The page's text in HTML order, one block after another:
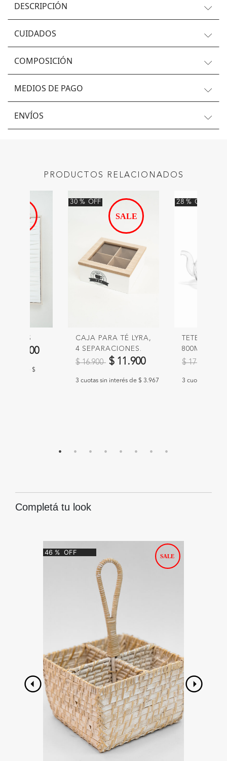
DESCRIPCIÓN
CUIDADOS
COMPOSICIÓN
MEDIOS DE PAGO
ENVÍOS
PRODUCTOS RELACIONADOS
LINEAS
de
$ 34.900
interés de $
30% OFF
CAJA PARA TÉ LYRA,
4 SEPARACIONES.
Precio reducido de
$ 16.900 a$ 11.900
3 cuotas sin interés de $ 3.967
28% OFF
TETERA
800ML
Precio
$ 17.900
3 cuotas sin
Completá tu look
46 % OFF